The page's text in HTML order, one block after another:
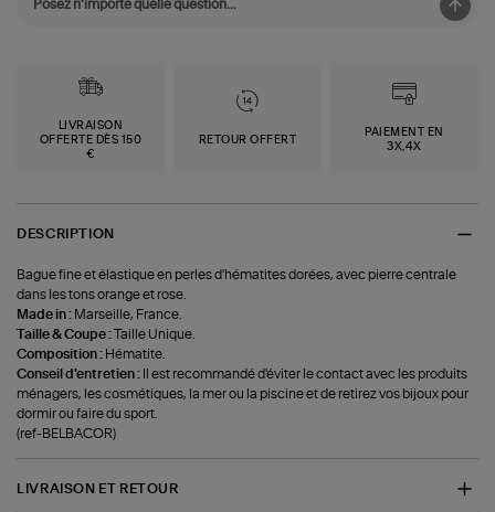
LIVRAISON
OFFERTE DÈS 150
€
RETOUR OFFERT
PAIEMENT EN
3X,4X
DESCRIPTION
Bague fine et élastique en perles d'hématites dorées, avec pierre centrale
dans les tons orange et rose.
Made in : Marseille, France.
Taille & Coupe :Taille Unique.
Composition : Hématite.
Conseil d'entretien :
Il est recommandé d'éviter le contact avec les produits
ménagers, les cosmétiques, la mer ou la piscine et de retirez vos bijoux pour
dormir ou faire du sport.
(ref-BELBACOR)
LIVRAISON ET RETOUR